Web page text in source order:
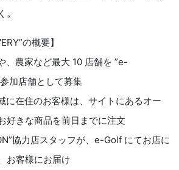
の概要】
、農家など最大 10 店舗を ”e-
加店舗として募集
に在住のお客様は、サイトにあるオー
好きな商品を前日までに注文
協力店スタッフが、e-Golf にてお店に
お客様にお届け